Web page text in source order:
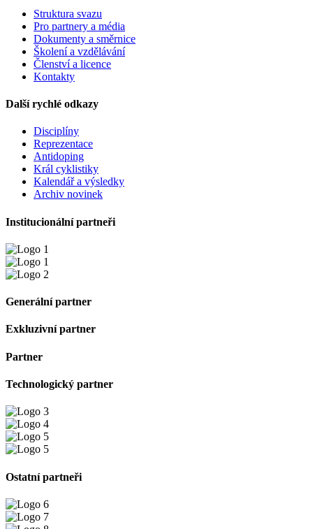
Struktura svazu
Pro partnery a média
Dokumenty a směrnice
Školení a vzdělávání
Členství a licence
Kontakty
Další rychlé odkazy
Disciplíny
Reprezentace
Antidoping
Král cyklistiky
Kalendář a výsledky
Archiv novinek
Institucionální partneři
Generální partner
Exkluzivní partner
Partner
Technologický partner
Ostatní partneři